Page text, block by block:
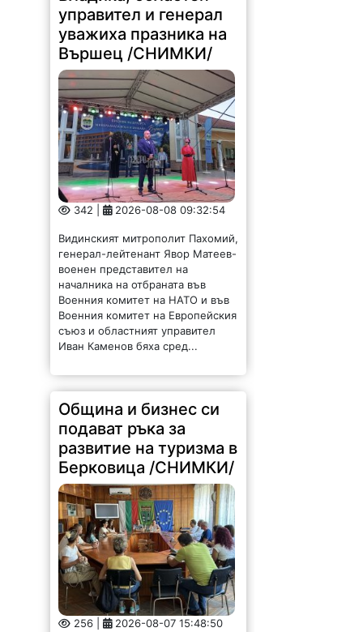
управител и генерал
уважиха празника на
Вършец /СНИМКИ/
342 | 2026-08-08 09:32:54
Видинският митрополит Пахомий,
генерал-лейтенант Явор Матеев-
военен представител на
началника на отбраната във
Военния комитет на НАТО и във
Военния комитет на Европейския
съюз и областният управител
Иван Каменов бяха сред...
Община и бизнес си
подават ръка за
развитие на туризма в
Берковица /СНИМКИ/
256 | 2026-08-07 15:48:50